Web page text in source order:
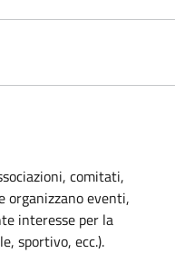
comitati,
organizzano eventi,
interesse per la
sportivo, ecc.).